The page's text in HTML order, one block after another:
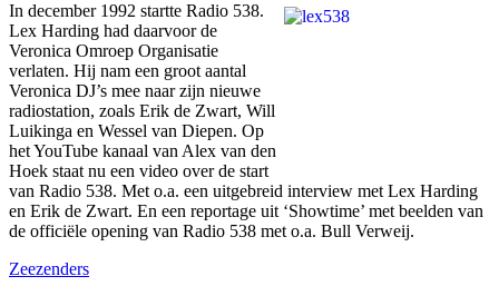
In december 1992 startte Radio 538.
Lex Harding had daarvoor de
Veronica Omroep Organisatie
verlaten. Hij nam een groot aantal
Veronica DJ’s mee naar zijn nieuwe
radiostation, zoals Erik de Zwart, Will
Luikinga en Wessel van Diepen. Op
het YouTube kanaal van Alex van den
Hoek staat nu een video over de start
van Radio 538. Met o.a. een uitgebreid interview met Lex Harding
en Erik de Zwart. En een reportage uit ‘Showtime’ met beelden van
de officiële opening van Radio 538 met o.a. Bull Verweij.
Zeezenders